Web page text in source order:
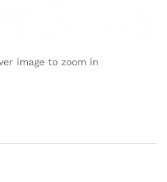
image to zoom in